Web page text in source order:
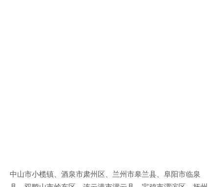
中山市小榄镇、酒泉市肃州区、兰州市皋兰县、阜阳市临泉